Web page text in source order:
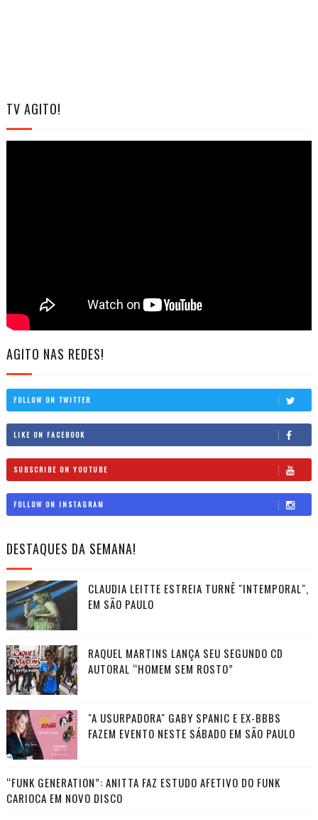
TV AGITO!
AGITO NAS REDES!
FOLLOW ON TWITTER
LIKE ON FACEBOOK
SUBSCRIBE ON YOUTUBE
FOLLOW ON INSTAGRAM
DESTAQUES DA SEMANA!
CLAUDIA LEITTE ESTREIA TURNÊ "INTEMPORAL",
EM SÃO PAULO
RAQUEL MARTINS LANÇA SEU SEGUNDO CD
AUTORAL “HOMEM SEM ROSTO”
"A USURPADORA" GABY SPANIC E EX-BBBS
FAZEM EVENTO NESTE SÁBADO EM SÃO PAULO
“FUNK GENERATION”: ANITTA FAZ ESTUDO AFETIVO DO FUNK
CARIOCA EM NOVO DISCO